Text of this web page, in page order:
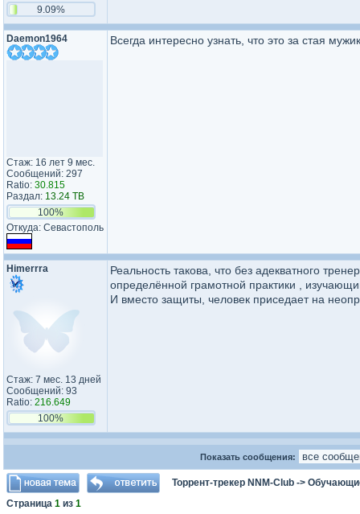
9.09%
Daemon1964
Стаж: 16 лет 9 мес.
Сообщений: 297
Ratio: 30.815
Раздал: 13.24 TB
100%
Откуда: Севастополь
Всегда интересно узнать, что это за стая
Himerrra
Стаж: 7 мес. 13 дней
Сообщений: 93
Ratio: 216.649
100%
Реальность такова, что без адекватного
определённой грамотной практики ,
И вместо защиты, человек приседает на
Показать сообщения:
Торрент-трекер NNM-Club ->
Страница 1 из 1